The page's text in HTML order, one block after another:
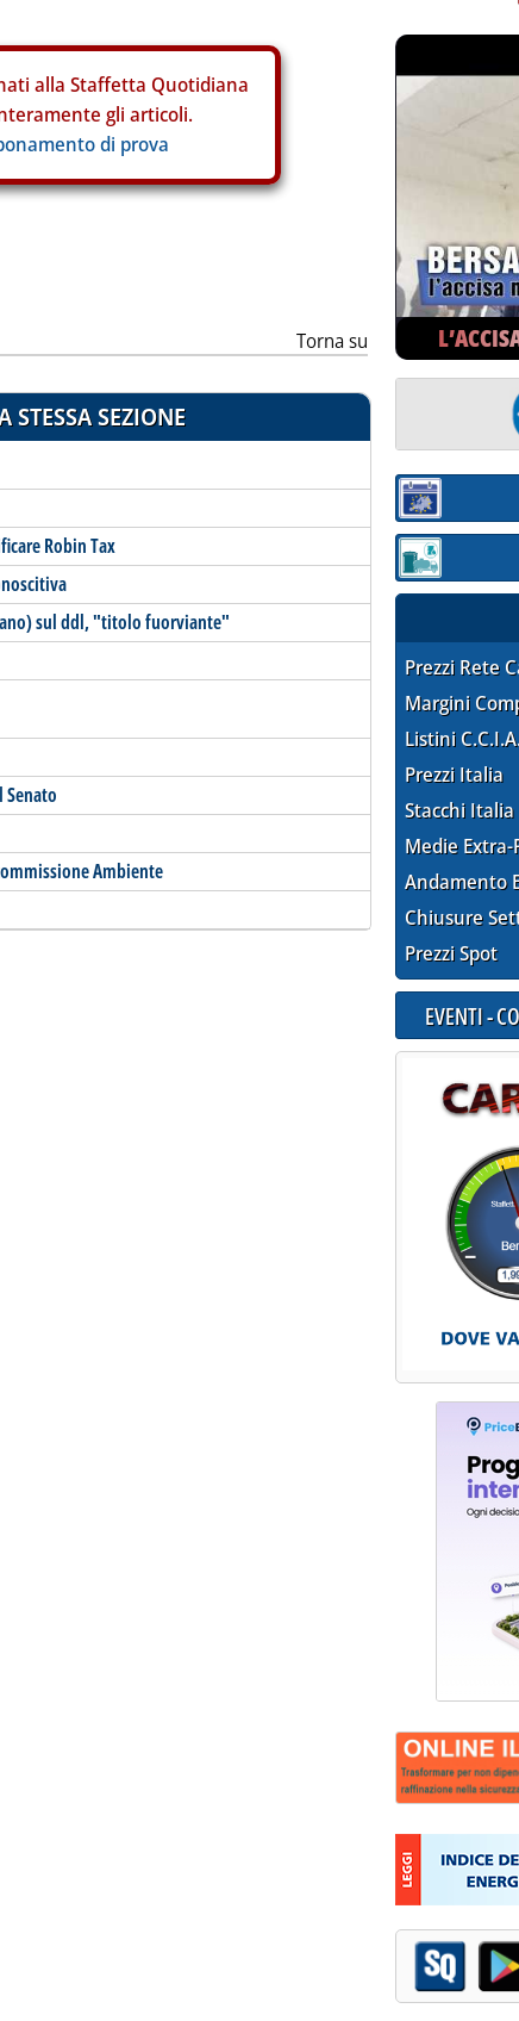
alla Staffetta Quotidiana
gli articoli.
di prova
Torna su
STESSA SEZIONE
Robin Tax
sul ddl, "titolo fuorviante"
Senato
Ambiente
Sezione:
Sezione:
Prezzi Rete
Margini
Listini
Prezzi Italia
Stacchi Italia
Medie Extra-
Andamento
Chiusure
Prezzi Spot
EVENTI -